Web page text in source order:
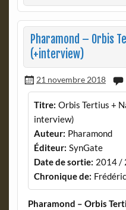
Pharamond – Orbis
(+interview)
21 novembre 2018
Titre: Orbis Tertius +
interview)
Auteur: Pharamond
Éditeur: SynGate
Date de sortie: 2014 /
Chronique de:
Pharamond – Orbis